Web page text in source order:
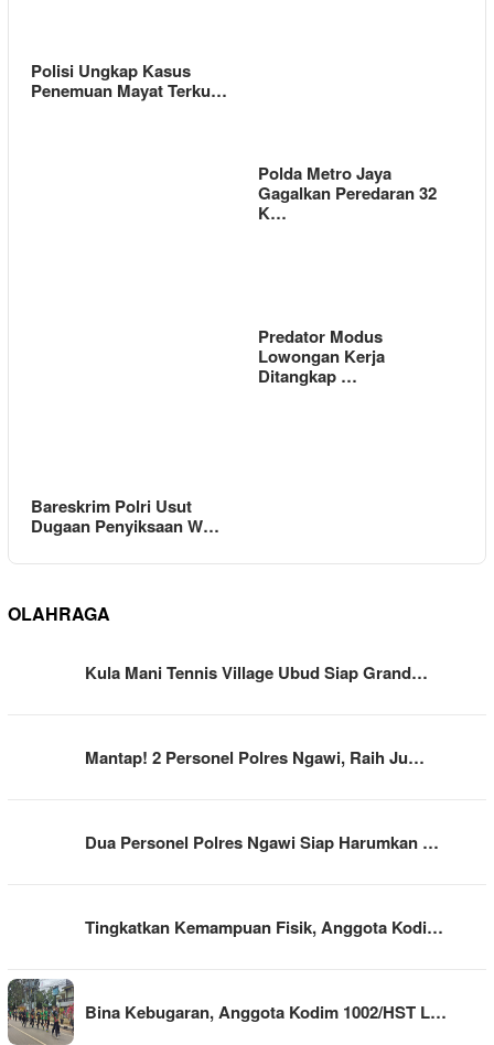
Polisi Ungkap Kasus
Penemuan Mayat Terku…
Polda Metro Jaya
Gagalkan Peredaran 32
K…
Bareskrim Polri Usut
Dugaan Penyiksaan W…
Predator Modus
Lowongan Kerja
Ditangkap …
OLAHRAGA
Kula Mani Tennis Village Ubud Siap Grand…
Mantap! 2 Personel Polres Ngawi, Raih Ju…
Dua Personel Polres Ngawi Siap Harumkan …
Tingkatkan Kemampuan Fisik, Anggota Kodi…
Bina Kebugaran, Anggota Kodim 1002/HST L…